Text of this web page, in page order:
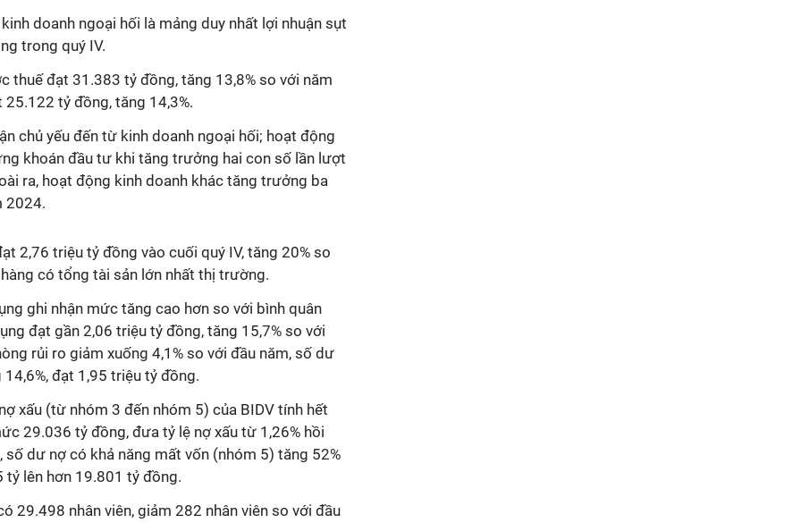
doanh ngoại hối là mảng duy nhất lợi nhuận sụt
trong quý IV.
thuế đạt 31.383 tỷ đồng, tăng 13,8% so với năm
25.122 tỷ đồng, tăng 14,3%.
chủ yếu đến từ kinh doanh ngoại hối; hoạt động
khoán đầu tư khi tăng trưởng hai con số lần lượt
i ra, hoạt động kinh doanh khác tăng trưởng ba
2024.
2,76 triệu tỷ đồng vào cuối quý IV, tăng 20% so
có tổng tài sản lớn nhất thị trường.
ghi nhận mức tăng cao hơn so với bình quân
đạt gần 2,06 triệu tỷ đồng, tăng 15,7% so với
rủi ro giảm xuống 4,1% so với đầu năm, số dư
đạt 1,95 triệu tỷ đồng.
xấu (từ nhóm 3 đến nhóm 5) của BIDV tính hết
29.036 tỷ đồng, đưa tỷ lệ nợ xấu từ 1,26% hồi
số dư nợ có khả năng mất vốn (nhóm 5) tăng 52%
lên hơn 19.801 tỷ đồng.
29.498 nhân viên, giảm 282 nhân viên so với đầu